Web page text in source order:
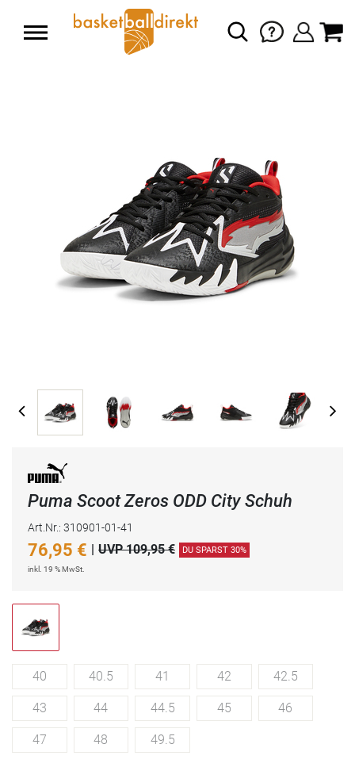
Puma Scoot Zeros ODD City Schuh
Art.Nr.: 310901-01-41
76,95 € UVP 109,95 € DU SPARST 30%
inkl. 19 % MwSt.
40 40.5 41 42 42.5
43 44 44.5 45 46
47 48 49.5